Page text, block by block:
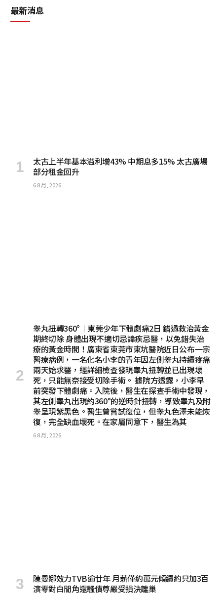
最新消息
太古上半年基本溢利增43% 中期息多15% 太古廣場
部分租金回升
6 8 月, 2026
睾丸扭轉360°︱東莞少年下體劇痛2日 錯過救治黃金
期終切除 身體出現不適切忌諱疾忌醫，以免錯失治
療的黃金時間！廣東省東莞市東坑醫院近日公布一宗
醫療病例，一名化名小李的青年因左側睾丸持續疼痛
兩天始求醫，經詳細檢查發現睾丸扭轉並已出現壞
死，只能無奈接受切除手術。 據院方透露，小李早
前突發下體劇痛。入院後，醫生在探查手術中發現，
其左側睾丸出現約360°的逆時針扭轉，導致睾丸及附
睾呈現紫黑色。醫生曾嘗試復位，但睾丸色澤未能恢
復，完全缺血壞死。在家屬同意下，醫生為其
6 8 月, 2026
陳曼娜效力TVB逾廿年 月薪僅約萬元傾續約只加3百
演零對白閒角還騷債尊嚴受損決離巢